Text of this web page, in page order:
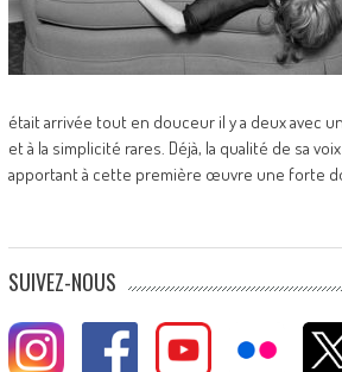
était arrivée tout en douceur il y a deux avec un
et à la simplicité rares. Déjà, la qualité de sa
apportant à cette première œuvre une forte
SUIVEZ-NOUS